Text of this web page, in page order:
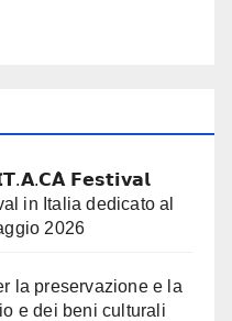
𝗙𝗲𝘀𝘁𝗶𝘃𝗮𝗹
in Italia dedicato al
2026
la preservazione e la
e dei beni culturali